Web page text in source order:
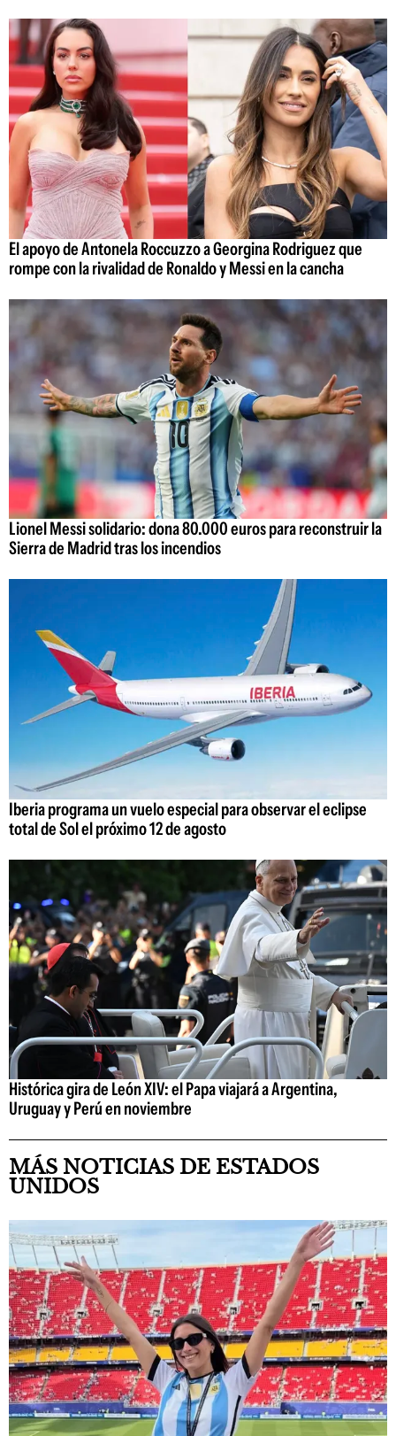
El apoyo de Antonela Roccuzzo a Georgina Rodriguez que
rompe con la rivalidad de Ronaldo y Messi en la cancha
Lionel Messi solidario: dona 80.000 euros para reconstruir la
Sierra de Madrid tras los incendios
Iberia programa un vuelo especial para observar el eclipse
total de Sol el próximo 12 de agosto
Histórica gira de León XIV: el Papa viajará a Argentina,
Uruguay y Perú en noviembre
MÁS NOTICIAS DE ESTADOS
UNIDOS